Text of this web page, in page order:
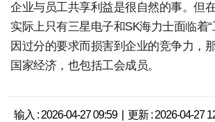
企业与员工共享利益是很自然的事。但
实际上只有三星电子和SK海力士面临着
因过分的要求而损害到企业的竞争力，
国家经济，也包括工会成员。
输入 : 2026-04-27 09:59 | 更新 : 2026-04-27